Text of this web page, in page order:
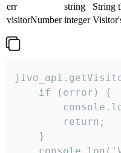
err
string
String
visitorNumber integer
    if (error) {
        return;
    }